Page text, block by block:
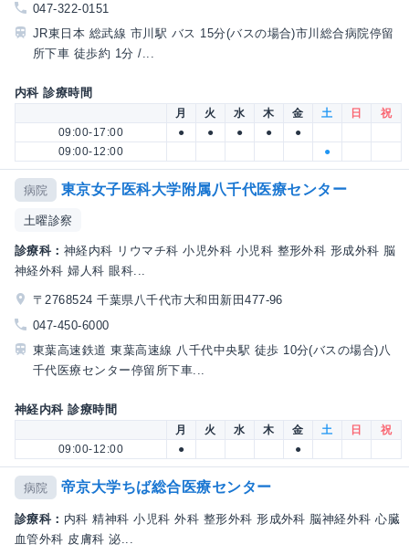
047-322-0151
JR東日本 総武線 市川駅 バス 15分(バスの場合)市川総合病院停留
所下車 徒歩約 1分 /...
内科 診療時間
月 火 水 木 金 土 日
祝
09:00-17:00
● ● ● ●
●
09:00-12:00
●
病院 東京女子医科大学附属八千代医療センター
土曜診察
診療科： 神経内科 リウマチ科 小児外科 小児科 整形外科 形成外科 脳
神経外科 婦人科 眼科...
〒2768524 千葉県八千代市大和田新田477-96
047-450-6000
東葉高速鉄道 東葉高速線 八千代中央駅 徒歩 10分(バスの場合)八
千代医療センター停留所下車...
神経内科 診療時間
月 火 水 木 金 土 日
祝
09:00-12:00
● ●
病院 帝京大学ちば総合医療センター
診療科： 内科 精神科 小児科 外科 整形外科 形成外科 脳神経外科 心臓
血管外科 皮膚科 泌...